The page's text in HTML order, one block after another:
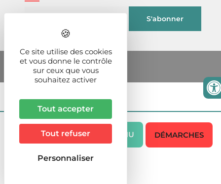
MENU DÉMARCHES
Ce site utilise des cookies
et vous donne le contrôle
sur ceux que vous
souhaitez activer
Tout accepter
Tout refuser
Personnaliser